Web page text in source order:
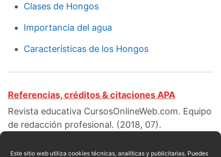
Este sitio web utiliza cookies técnicas, analíticas y publicitarias. Puedes
Clases de Hongos
Importancia del agua
Características de los Hongos
Referencias, créditos & citaciones APA
Revista educativa CursosOnlineWeb.com. Equipo
de redacción profesional. (2018, 07).
Rosario. Obtenido en fecha 08, 2026, desde el